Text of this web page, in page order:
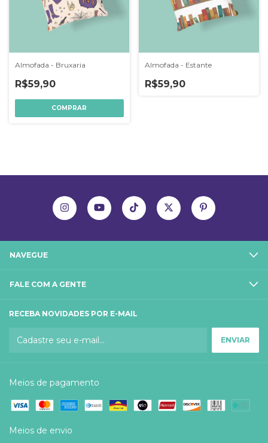
Almofada - Bruxaria
R$59,90
COMPRAR
Almofada - Estante
R$59,90
NAVEGUE
FALE COM A GENTE
RECEBA NOVIDADES POR E-MAIL
Meios de pagamento
Meios de envio